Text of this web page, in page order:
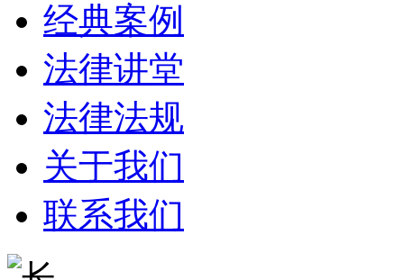
经典案例
法律讲堂
法律法规
关于我们
联系我们